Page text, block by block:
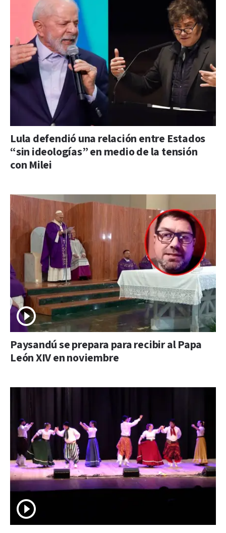
Lula defendió una relación entre Estados
“sin ideologías” en medio de la tensión
con Milei
Paysandú se prepara para recibir al Papa
León XIV en noviembre